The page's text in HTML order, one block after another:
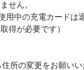
せん。
用中の充電カードは
得が必要です）
所の変更をお願いい